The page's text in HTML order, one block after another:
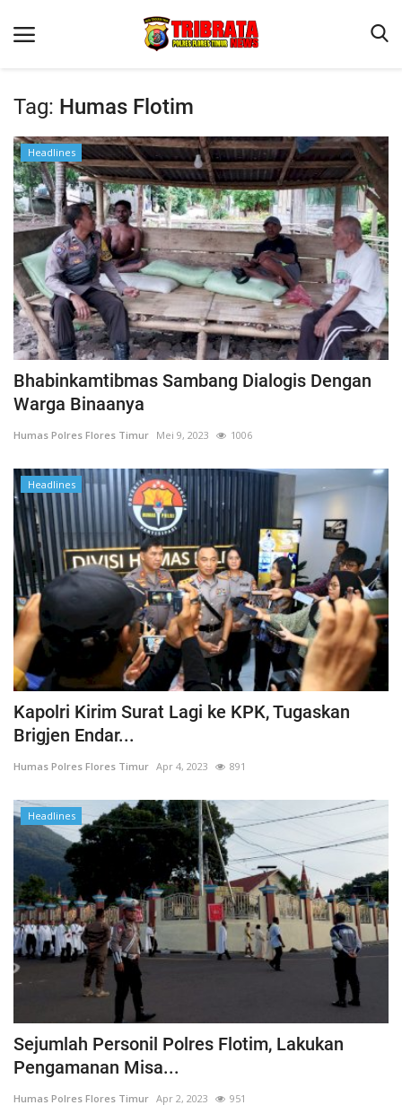
Beranda
Terms & Conditions
Binkam
Reskrim
Lantas
Mitra Polisi
Jurnal Kamtibmas
Giat Ops
Tag: Humas Flotim
Headlines
Bhabinkamtibmas Sambang Dialogis Dengan
Warga Binaanya
Humas Polres Flores Timur Mei 9, 2023 1006
Headlines
Kapolri Kirim Surat Lagi ke KPK, Tugaskan
Brigjen Endar...
Humas Polres Flores Timur Apr 4, 2023 891
Headlines
Sejumlah Personil Polres Flotim, Lakukan
Pengamanan Misa...
Humas Polres Flores Timur Apr 2, 2023 951